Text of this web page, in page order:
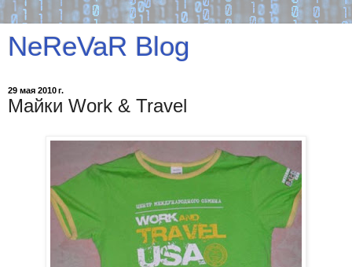
NeReVaR Blog
29 мая 2010 г.
Майки Work & Travel